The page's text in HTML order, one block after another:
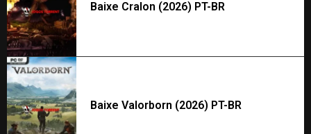
Baixe Cralon (2026) PT-BR
Baixe Valorborn (2026) PT-BR